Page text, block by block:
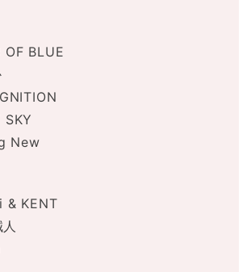
OF BLUE
SKY
New
& KENT